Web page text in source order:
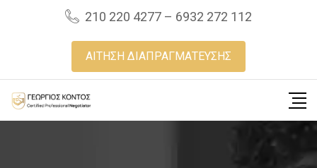
210 220 4277 – 6932 272 112
ΑΙΤΗΣΗ ΔΙΑΠΡΑΓΜΑΤΕΥΣΗΣ